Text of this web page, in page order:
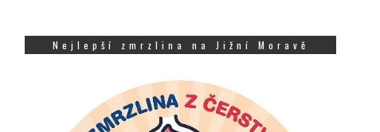
Nejlepší zmrzlina na Jižní Moravě